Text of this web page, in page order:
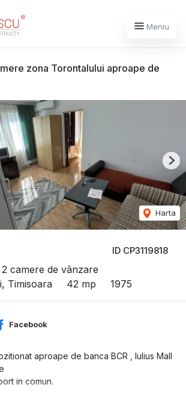
Meniu
zona Torontalului aproape de
ID CP3119818
camere de vânzare
Timisoara
42 mp 1975
Harta
Facebook
aproape de banca BCR , Iulius Mall
in comun.